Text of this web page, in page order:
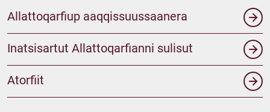
Allattoqarfiup aaqqissuussaanera
Inatsisartut Allattoqarfianni sulisut
Atorfiit